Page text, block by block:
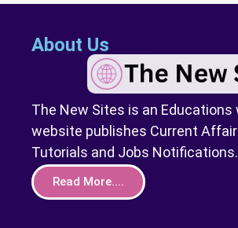
About Us
The New Sites is an
website publishes Current
Tutorials and Jobs Notifications.
Read More....